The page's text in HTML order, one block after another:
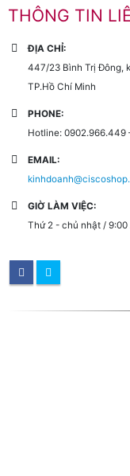
THÔNG TIN
ĐỊA CHỈ:
447/23 Bình Trị Đông,
TP.Hồ Chí Minh
PHONE:
Hotline: 0902.966.449
EMAIL:
GIỜ LÀM VIỆC:
Thứ 2 - chủ nhật / 9:00